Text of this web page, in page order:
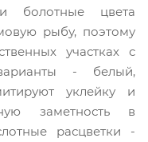
болотные цвета
рыбу, поэтому
участках с
- белый,
уклейку и
заметность в
расцветки -